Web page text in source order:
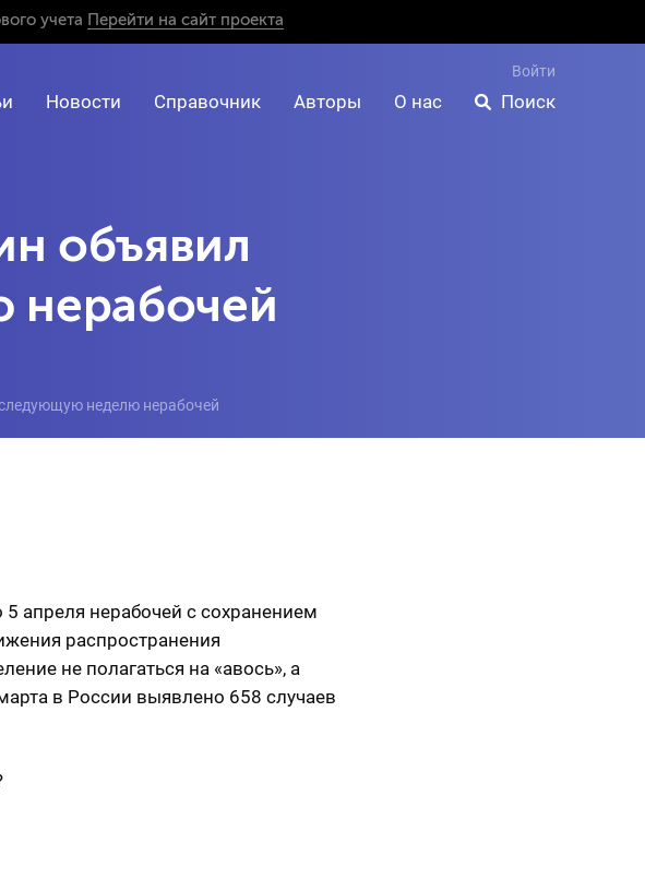
учета Перейти на сайт проекта
Войти
Новости Справочник Авторы О нас Поиск
объявил
неделю нерабочей
апреля нерабочей с сохранением
распространения
не полагаться на «авось», а
в России выявлено 658 случаев